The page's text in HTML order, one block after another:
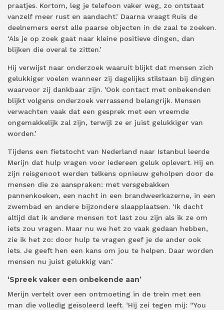
praatjes. Kortom, leg je telefoon vaker weg, zo ontstaat
vanzelf meer rust en aandacht.’ Daarna vraagt Ruis de
deelnemers eerst alle paarse objecten in de zaal te zoeken.
‘Als je op zoek gaat naar kleine positieve dingen, dan
blijken die overal te zitten.’
Hij verwijst naar onderzoek waaruit blijkt dat mensen zich
gelukkiger voelen wanneer zij dagelijks stilstaan bij dingen
waarvoor zij dankbaar zijn. 'Ook contact met onbekenden
blijkt volgens onderzoek verrassend belangrijk. Mensen
verwachten vaak dat een gesprek met een vreemde
ongemakkelijk zal zijn, terwijl ze er juist gelukkiger van
worden.’
Tijdens een fietstocht van Nederland naar Istanbul leerde
Merijn dat hulp vragen voor iedereen geluk oplevert. Hij en
zijn reisgenoot werden telkens opnieuw geholpen door de
mensen die ze aanspraken: met versgebakken
pannenkoeken, een nacht in een brandweerkazerne, in een
zwembad en andere bijzondere slaapplaatsen. ‘Ik dacht
altijd dat ik andere mensen tot last zou zijn als ik ze om
iets zou vragen. Maar nu we het zo vaak gedaan hebben,
zie ik het zo: door hulp te vragen geef je de ander ook
iets. Je geeft hen een kans om jou te helpen. Daar worden
mensen nu juist gelukkig van.’
‘Spreek vaker een onbekende aan’
Merijn vertelt over een ontmoeting in de trein met een
man die volledig geïsoleerd leeft. ‘Hij zei tegen mij: “You